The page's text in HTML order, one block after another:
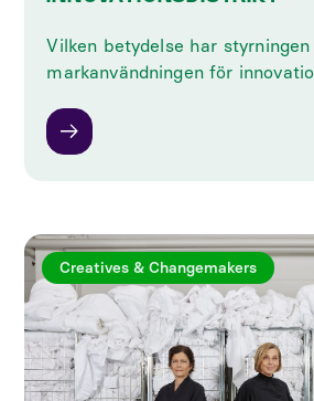
Vilken betydelse har styrningen
markanvändningen för
Creatives & Changemakers